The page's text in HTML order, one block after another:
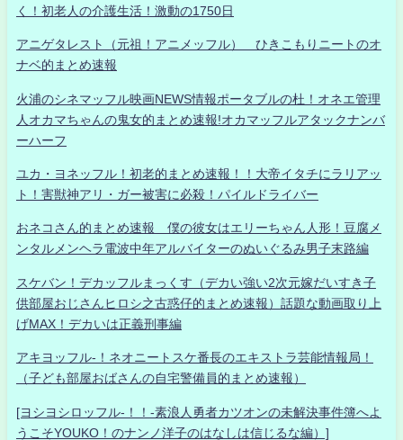
く！初老人の介護生活！激動の1750日
アニゲタレスト（元祖！アニメッフル） ひきこもりニートのオ
ナベ的まとめ速報
火浦のシネマッフル映画NEWS情報ポータブルの杜！オネエ管理
人オカマちゃんの鬼女的まとめ速報!オカマッフルアタックナンバ
ーハーフ
ユカ・ヨネッフル！初老的まとめ速報！！大帝イタチにラリアッ
ト！害獣神アリ・ガー被害に必殺！パイルドライバー
おネコさん的まとめ速報 僕の彼女はエリーちゃん人形！豆腐メ
ンタルメンヘラ電波中年アルバイターのぬいぐるみ男子末路編
スケバン！デカッフルまっくす（デカい強い2次元嫁だいすき子
供部屋おじさんヒロシ之古惑仔的まとめ速報）話題な動画取り上
げMAX！デカいは正義刑事編
アキヨッフル-！ネオニートスケ番長のエキストラ芸能情報局！
（子ども部屋おばさんの自宅警備員的まとめ速報）
[ヨシヨシロッフル-！！-素浪人勇者カツオンの未解決事件簿へよ
うこそYOUKO！のナンノ洋子のはなしは信じるな編）]